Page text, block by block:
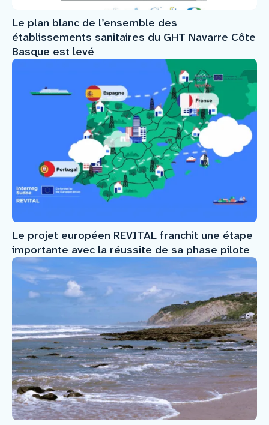
Le plan blanc de l’ensemble des
établissements sanitaires du GHT Navarre Côte
Basque est levé
Le projet européen REVITAL franchit une étape
importante avec la réussite de sa phase pilote